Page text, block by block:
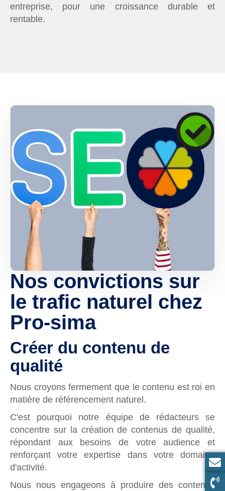
entreprise, pour une croissance durable et
rentable.
Nos convictions sur
le trafic naturel chez
Pro-sima
Créer du contenu de
qualité
Nous croyons fermement que le contenu est roi en
matière de référencement naturel.
C'est pourquoi notre équipe de rédacteurs se
concentre sur la création de contenus de qualité,
répondant aux besoins de votre audience et
renforçant votre expertise dans votre domaine
d'activité.
Nous nous engageons à produire des contenus